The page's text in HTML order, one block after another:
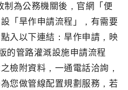
制為公務機關後，官網「便
「旱作申請流程」，有需要
入以下連結：旱作申請，映
的管路灌溉設施申請流程
檢附資料，一通電話洽詢，
您做管線配置規劃服務，若